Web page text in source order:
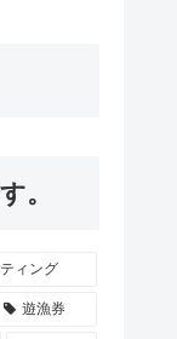
。
ィング
遊漁券